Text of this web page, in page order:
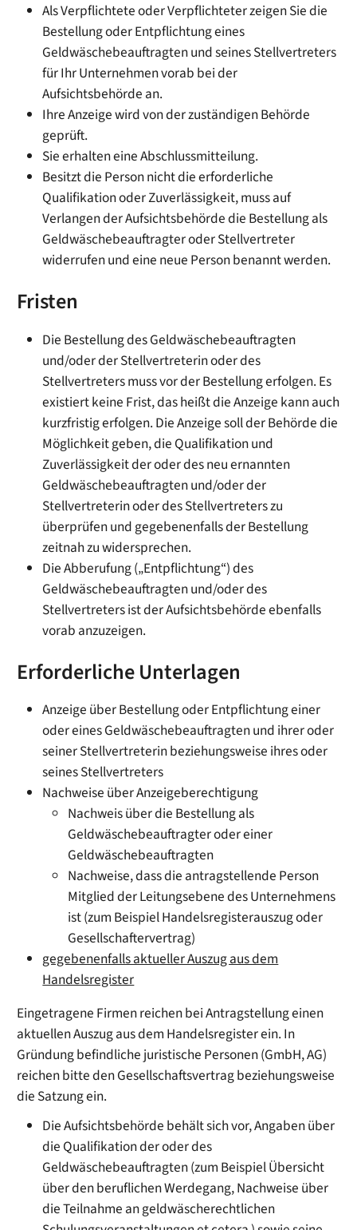
Als Verpflichtete oder Verpflichteter zeigen Sie die
Bestellung oder Entpflichtung eines
Geldwäschebeauftragten und seines Stellvertreters
für Ihr Unternehmen vorab bei der
Aufsichtsbehörde an.
Ihre Anzeige wird von der zuständigen Behörde
geprüft.
Sie erhalten eine Abschlussmitteilung.
Besitzt die Person nicht die erforderliche
Qualifikation oder Zuverlässigkeit, muss auf
Verlangen der Aufsichtsbehörde die Bestellung als
Geldwäschebeauftragter oder Stellvertreter
widerrufen und eine neue Person benannt werden.
Fristen
Die Bestellung des Geldwäschebeauftragten
und/oder der Stellvertreterin oder des
Stellvertreters muss vor der Bestellung erfolgen. Es
existiert keine Frist, das heißt die Anzeige kann auch
kurzfristig erfolgen. Die Anzeige soll der Behörde die
Möglichkeit geben, die Qualifikation und
Zuverlässigkeit der oder des neu ernannten
Geldwäschebeauftragten und/oder der
Stellvertreterin oder des Stellvertreters zu
überprüfen und gegebenenfalls der Bestellung
zeitnah zu widersprechen.
Die Abberufung („Entpflichtung“) des
Geldwäschebeauftragten und/oder des
Stellvertreters ist der Aufsichtsbehörde ebenfalls
vorab anzuzeigen.
Erforderliche Unterlagen
Anzeige über Bestellung oder Entpflichtung einer
oder eines Geldwäschebeauftragten und ihrer oder
seiner Stellvertreterin beziehungsweise ihres oder
seines Stellvertreters
Nachweise über Anzeigeberechtigung
Nachweis über die Bestellung als
Geldwäschebeauftragter oder einer
Geldwäschebeauftragten
Nachweise, dass die antragstellende Person
Mitglied der Leitungsebene des Unternehmens
ist (zum Beispiel Handelsregisterauszug oder
Gesellschaftervertrag)
gegebenenfalls aktueller Auszug aus dem
Handelsregister
Eingetragene Firmen reichen bei Antragstellung einen
aktuellen Auszug aus dem Handelsregister ein. In
Gründung befindliche juristische Personen (GmbH, AG)
reichen bitte den Gesellschaftsvertrag beziehungsweise
die Satzung ein.
Die Aufsichtsbehörde behält sich vor, Angaben über
die Qualifikation der oder des
Geldwäschebeauftragten (zum Beispiel Übersicht
über den beruflichen Werdegang, Nachweise über
die Teilnahme an geldwäscherechtlichen